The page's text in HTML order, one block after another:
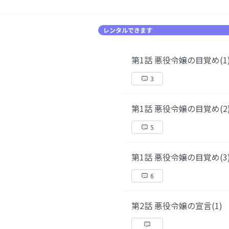
レンタルできます
第1話 悪役令嬢の目覚め(1)
3
第1話 悪役令嬢の目覚め(2)
5
第1話 悪役令嬢の目覚め(3)
6
第2話 悪役令嬢の宣言(1)